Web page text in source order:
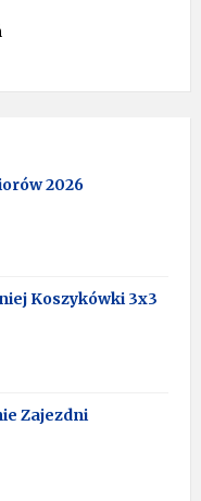
2026
Koszykówki 3x3
Zajezdni